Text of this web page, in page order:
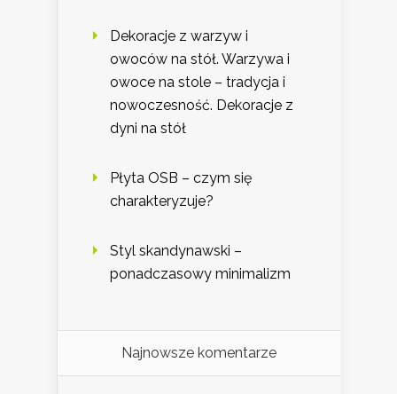
Dekoracje z warzyw i
owoców na stół. Warzywa i
owoce na stole – tradycja i
nowoczesność. Dekoracje z
dyni na stół
Płyta OSB – czym się
charakteryzuje?
Styl skandynawski –
ponadczasowy minimalizm
Najnowsze komentarze